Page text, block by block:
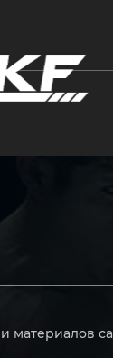
для поиска или